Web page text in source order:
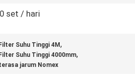
set / hari
Suhu Tinggi 4M ,
Suhu Tinggi 4000mm,
jarum Nomex